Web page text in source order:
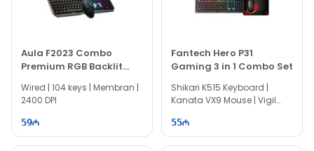
Aula F2023 Combo
Premium RGB Backlit
Gaming Keyboard &
Mouse
Wired | 104 keys | Membran |
2400 DPI
59
Fantech Hero P31
Gaming 3 in 1 Combo Set
Shikari K515 Keyboard |
Kanata VX9 Mouse | Vigil
55